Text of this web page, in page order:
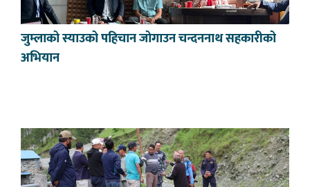
जुम्लाको स्याउको पहिचान जोगाउन चन्दननाथ सहकारीको
अभियान